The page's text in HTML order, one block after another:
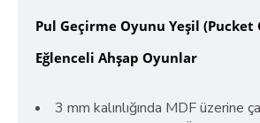
Pul Geçirme Oyunu Yeşil (Pucket
Eğlenceli Ahşap Oyunlar
3 mm kalınlığında MDF üzerine